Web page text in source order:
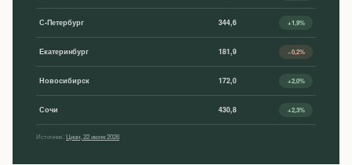
С-Петербург 344,6 +1,9%
Екатеринбург 181,9 −0,2%
Новосибирск 172,0 +2,0%
Сочи 430,8 +2,3%
Источник:Циан, 22 июня 2026